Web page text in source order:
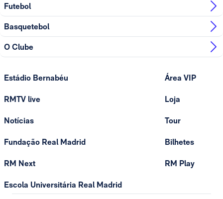
Futebol
Basquetebol
O Clube
Estádio Bernabéu
RMTV live
Notícias
Fundação Real Madrid
RM Next
Escola Universitária Real Madrid
Área VIP
Loja
Tour
Bilhetes
RM Play